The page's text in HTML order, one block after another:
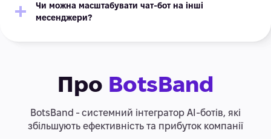
Чи можна масштабувати чат-бот на інші
месенджери?
Про BotsBand
BotsBand - системний інтегратор АІ-ботів, які
збільшують ефективність та прибуток компанії